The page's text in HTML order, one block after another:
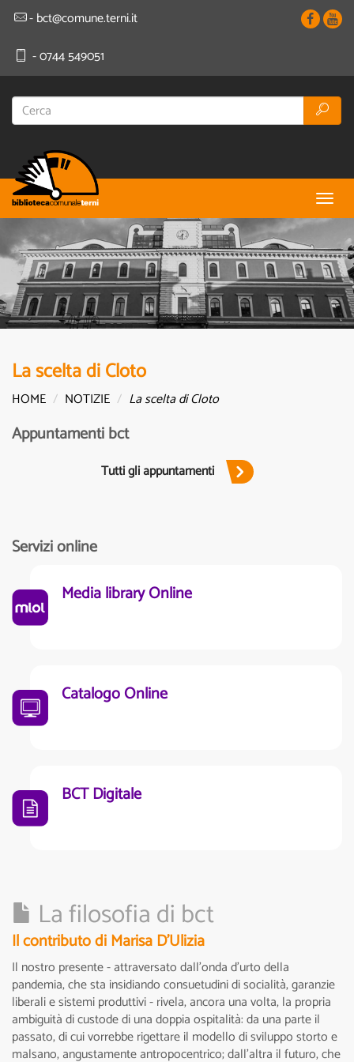
- bct@comune.terni.it
- 0744 549051
La scelta di Cloto
HOME NOTIZIE La scelta di Cloto
Appuntamenti bct
Tutti gli appuntamenti
Servizi online
Media library Online
Catalogo Online
BCT Digitale
La filosofia di bct
Il contributo di Marisa D'Ulizia
Il nostro presente - attraversato dall’onda d’urto della
pandemia, che sta insidiando consuetudini di socialità, garanzie
liberali e sistemi produttivi - rivela, ancora una volta, la propria
ambiguità di custode di una doppia ospitalità: da una parte il
passato, di cui vorrebbe rigettare il modello di sviluppo storto e
malsano, angustamente antropocentrico; dall’altra il futuro, che